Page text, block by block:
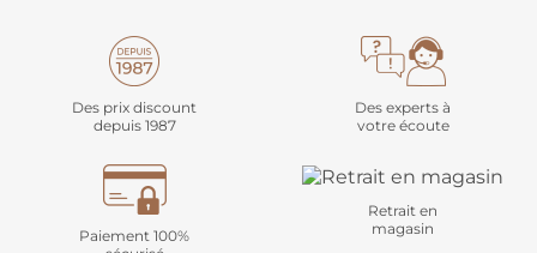
Des prix discount
depuis 1987
Des experts à
votre écoute
Paiement 100%
Retrait en
magasin